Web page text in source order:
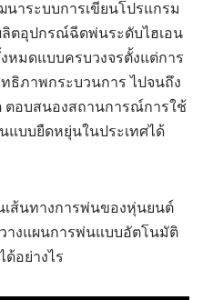
าระบบการเขียนโปรแกรม
ตอุปกรณ์ฉีดพ่นระดับไฮเอน
หมดแบบครบวงจรตั้งแต่การ
ธิภาพกระบวนการ ไปจนถึง
ตอบสนองสถานการณ์การใช้
แบบยืดหยุ่นในประเทศได้
เส้นทางการพ่นของหุ่นยนต์
างแผนการพ่นแบบอัตโนมัติ
ด้อย่างไร